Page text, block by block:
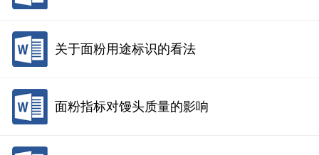
关于面粉用途标识的看法
面粉指标对馒头质量的影响